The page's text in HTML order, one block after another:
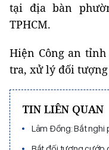
tại địa bàn
TPHCM.
Hiện Công an
tra, xử lý đối
TIN LIÊN QUAN
Lâm Đồng: Bắt